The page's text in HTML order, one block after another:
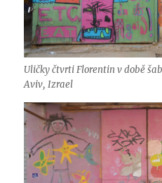
Uličky čtvrti Florentin v době
Aviv, Izrael